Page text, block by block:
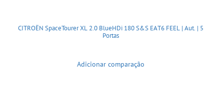
CITROËN SpaceTourer XL 2.0 BlueHDi 180 S&S EAT6 FEEL | Aut. | 5
Portas
Adicionar comparação